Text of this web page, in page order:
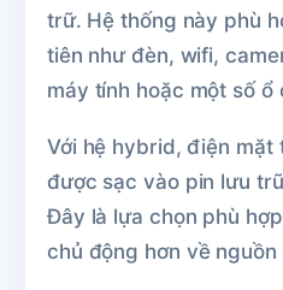
trữ. Hệ thống này phù
tiên như đèn, wifi,
máy tính hoặc một số ổ
Với hệ hybrid, điện mặt
được sạc vào pin lưu
Đây là lựa chọn phù
chủ động hơn về nguồn